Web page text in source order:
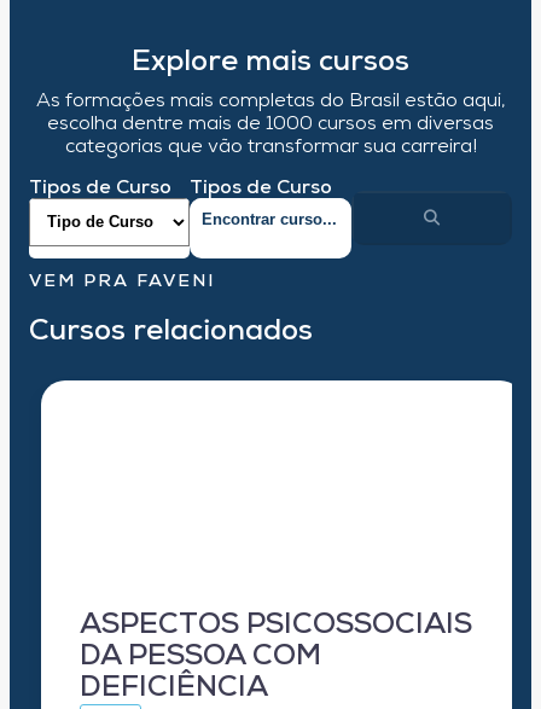
Explore mais cursos
As formações mais completas do Brasil estão aqui,
escolha dentre mais de 1000 cursos em diversas
categorias que vão transformar sua carreira!
Tipos de Curso Tipos de Curso
VEM PRA FAVENI
Cursos relacionados
ASPECTOS PSICOSSOCIAIS
DA PESSOA COM
DEFICIÊNCIA